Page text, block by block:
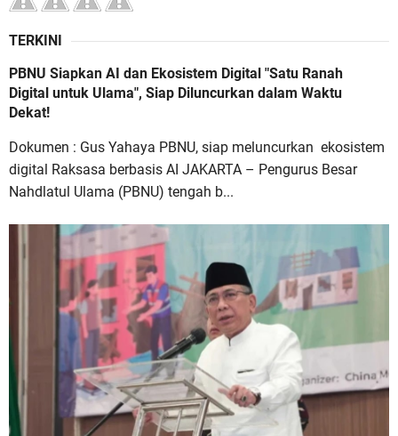
TERKINI
PBNU Siapkan AI dan Ekosistem Digital "Satu Ranah
Digital untuk Ulama", Siap Diluncurkan dalam Waktu
Dekat!
Dokumen : Gus Yahaya PBNU, siap meluncurkan ekosistem
digital Raksasa berbasis AI JAKARTA – Pengurus Besar
Nahdlatul Ulama (PBNU) tengah b...